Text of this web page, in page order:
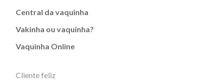
Central da vaquinha
Vakinha ou vaquinha?
Vaquinha Online
Cliente feliz